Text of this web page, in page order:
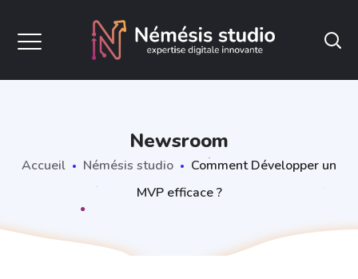
Newsroom
Accueil Némésis studio
Comment Développer un
MVP efficace ?